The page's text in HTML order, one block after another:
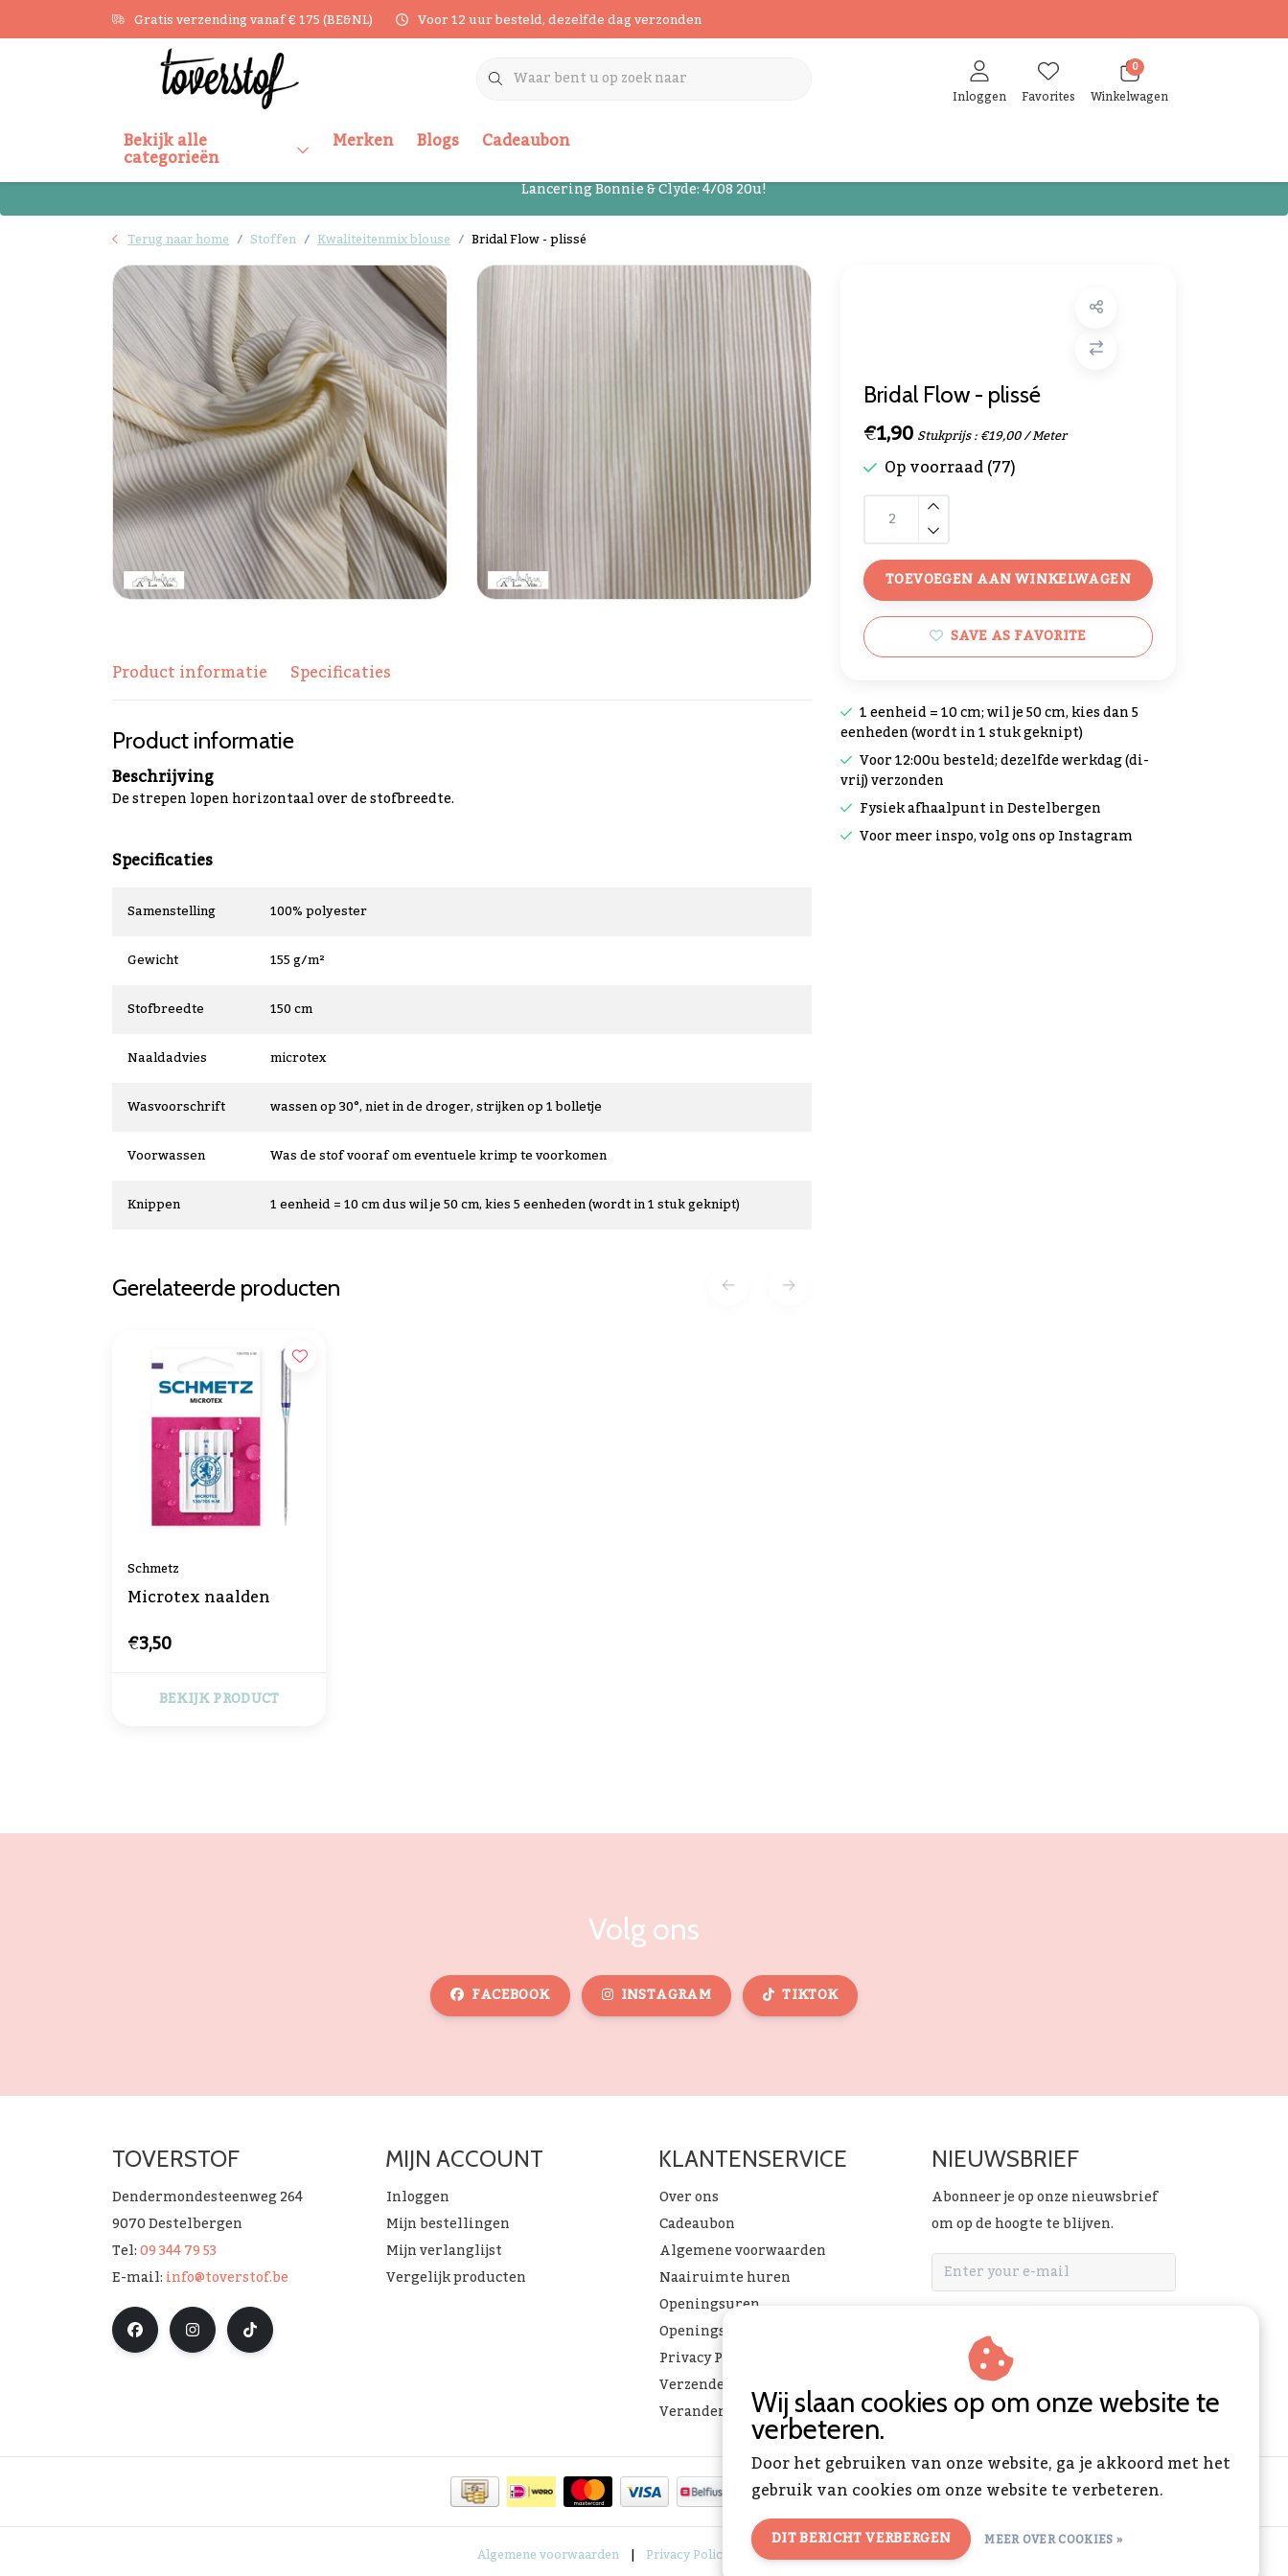
Gratis verzending vanaf € 175 (BE&NL) Voor 12 uur besteld, dezelfde dag verzonden
Inloggen Favorites
0
Winkelwagen
Bekijk alle
categorieën
Merken Blogs Cadeaubon
Lancering Bonnie & Clyde: 4/08 20u!
Terug naar home Stoffen Kwaliteitenmix blouse Bridal Flow - plissé
Bridal Flow - plissé
€1,90Stukprijs : €19,00 / Meter
Op voorraad (77)
TOEVOEGEN AAN WINKELWAGEN
SAVE AS FAVORITE
1 eenheid = 10 cm; wil je 50 cm, kies dan 5
eenheden (wordt in 1 stuk geknipt)
Voor 12:00u besteld; dezelfde werkdag (di-
vrij) verzonden
Fysiek afhaalpunt in Destelbergen
Voor meer inspo, volg ons op Instagram
Product informatie Specificaties
Product informatie
Beschrijving
De strepen lopen horizontaal over de stofbreedte.
Specificaties
Samenstelling
100% polyester
Gewicht
155 g/m²
Stofbreedte
150 cm
Naaldadvies
microtex
Wasvoorschrift
wassen op 30°, niet in de droger, strijken op 1 bolletje
Voorwassen
Was de stof vooraf om eventuele krimp te voorkomen
Knippen
1 eenheid = 10 cm dus wil je 50 cm, kies 5 eenheden (wordt in 1 stuk geknipt)
Gerelateerde producten
Schmetz
Microtex naalden
€3,50
BEKIJK PRODUCT
Volg ons
FACEBOOK INSTAGRAM TIKTOK
TOVERSTOF
Dendermondesteenweg 264
9070 Destelbergen
Tel:09 344 79 53
E-mail:info@toverstof.be
MIJN ACCOUNT
Inloggen
Mijn bestellingen
Mijn verlanglijst
Vergelijk producten
KLANTENSERVICE
Over ons
Cadeaubon
Algemene voorwaarden
Naairuimte huren
Openingsuren
Openingsuren & verlof
Privacy Policy
Verzenden & ophalen
Verandering Toverstof FAQ
NIEUWSBRIEF
Abonneer je op onze nieuwsbrief
om op de hoogte te blijven.
Algemene voorwaarden | Privacy Policy RSS Feed
Wij slaan cookies op om onze website te
verbeteren.
Door het gebruiken van onze website, ga je akkoord met het
gebruik van cookies om onze website te verbeteren.
DIT BERICHT VERBERGEN MEER OVER COOKIES »